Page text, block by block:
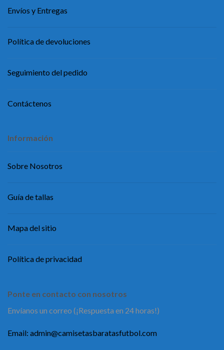
Envíos y Entregas
Política de devoluciones
Seguimiento del pedido
Contáctenos
Información
Sobre Nosotros
Guía de tallas
Mapa del sitio
Política de privacidad
Ponte en contacto con nosotros
Envíanos un correo (¡Respuesta en 24 horas!)
Email: admin@camisetasbaratasfutbol.com